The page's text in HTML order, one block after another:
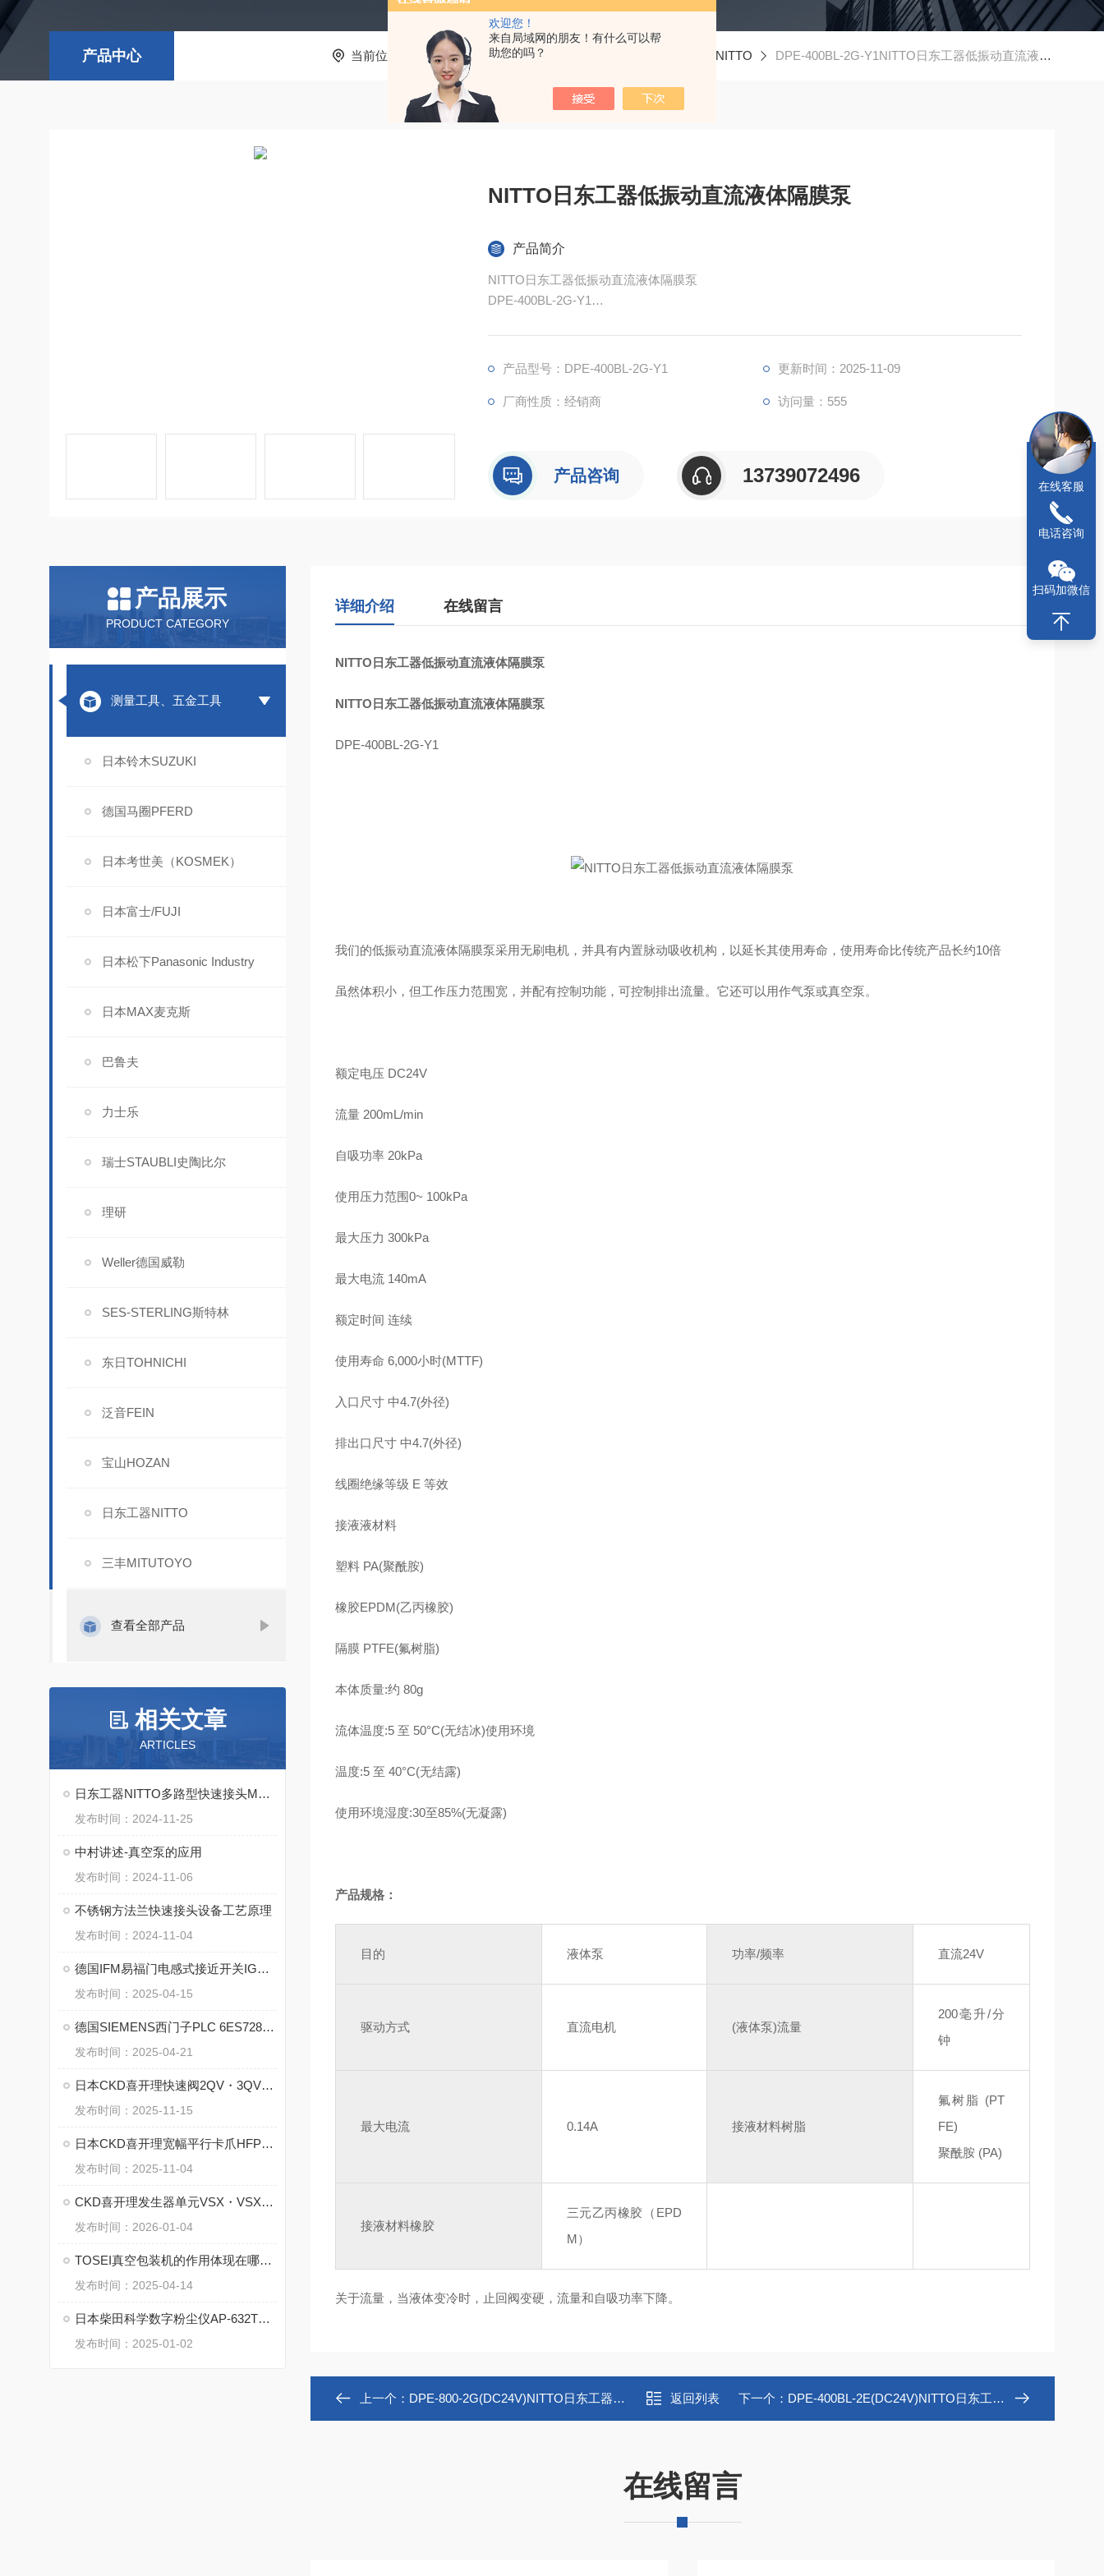
欢迎您！
来自局域网的朋友！有什么可以帮
助您的吗？
产品中心 当前位置： 首页 产品中心 测量工具、五金工具 日东工器NITTO DPE-400BL-2G-Y1NITTO日东工器低振动直流液体隔膜泵
NITTO日东工器低振动直流液体隔膜泵
产品简介
NITTO日东工器低振动直流液体隔膜泵
DPE-400BL-2G-Y1
泵。
产品型号：DPE-400BL-2G-Y1 更新时间：2025-11-09
厂商性质：经销商 访问量：555
产品咨询 13739072496
产品展示
PRODUCT CATEGORY
测量工具、五金工具
日本铃木SUZUKI
德国马圈PFERD
日本考世美（KOSMEK）
日本富士/FUJI
日本松下Panasonic Industry
日本MAX麦克斯
巴鲁夫
力士乐
瑞士STAUBLI史陶比尔
理研
Weller德国威勒
SES-STERLING斯特林
东日TOHNICHI
泛音FEIN
宝山HOZAN
日东工器NITTO
三丰MITUTOYO
查看全部产品
相关文章
ARTICLES
日东工器NITTO多路型快速接头MAS MAT系列特点
发布时间：2024-11-25
中村讲述-真空泵的应用
发布时间：2024-11-06
不锈钢方法兰快速接头设备工艺原理
发布时间：2024-11-04
德国IFM易福门电感式接近开关IGS234的特点
发布时间：2025-04-15
德国SIEMENS西门子PLC 6ES7288-1ST60-0AA1 的特点
发布时间：2025-04-21
日本CKD喜开理快速阀2QV・3QV系列的优势
发布时间：2025-11-15
日本CKD喜开理宽幅平行卡爪HFP系列的核心
发布时间：2025-11-04
CKD喜开理发生器单元VSX・VSXM系列的工作原理
发布时间：2026-01-04
TOSEI真空包装机的作用体现在哪些方面？
发布时间：2025-04-14
日本柴田科学数字粉尘仪AP-632TL的工作原理
发布时间：2025-01-02
详细介绍 在线留言
NITTO日东工器低振动直流液体隔膜泵
NITTO日东工器低振动直流液体隔膜泵
DPE-400BL-2G-Y1
我们的低振动直流液体隔膜泵采用无刷电机，并具有内置脉动吸收机构，以延长其使用寿命，使用寿命比传统产品长约10倍
虽然体积小，但工作压力范围宽，并配有控制功能，可控制排出流量。它还可以用作气泵或真空泵。
额定电压 DC24V
流量 200mL/min
自吸功率 20kPa
使用压力范围0~ 100kPa
最大压力 300kPa
最大电流 140mA
额定时间 连续
使用寿命 6,000小时(MTTF)
入口尺寸 中4.7(外径)
排出口尺寸 中4.7(外径)
线圈绝缘等级 E 等效
接液液材料
塑料 PA(聚酰胺)
橡胶EPDM(乙丙橡胶)
隔膜 PTFE(氟树脂)
本体质量:约 80g
流体温度:5 至 50°C(无结冰)使用环境
温度:5 至 40°C(无结露)
使用环境湿度:30至85%(无凝露)
产品规格：
目的 液体泵 功率/频率 直流24V
驱动方式 直流电机 (液体泵)流量
200毫升/分
钟
最大电流 0.14A 接液材料树脂
氟树脂 (PT
FE)
聚酰胺 (PA)
接液材料橡胶
三元乙丙橡胶（EPD
M）
关于流量，当液体变冷时，止回阀变硬，流量和自吸功率下降。
上一个： DPE-800-2G(DC24V)NITTO日东工器送液泵浦液体隔膜泵 返回列表 下一个： DPE-400BL-2E(DC24V)NITTO日东工器低振动直流液体隔膜泵
在线留言
在线客服
电话咨询
扫码加微信